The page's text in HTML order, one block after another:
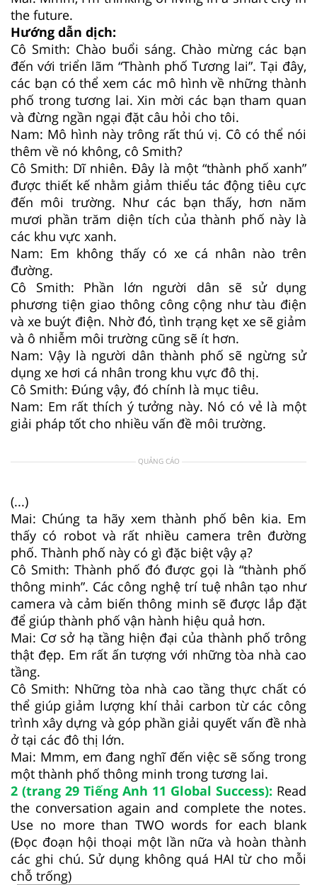
the future.
Hướng dẫn dịch:
Cô Smith: Chào buổi sáng. Chào mừng các bạn
đến với triển lãm “Thành phố Tương lai”. Tại đây,
các bạn có thể xem các mô hình về những thành
phố trong tương lai. Xin mời các bạn tham quan
và đừng ngần ngại đặt câu hỏi cho tôi.
Nam: Mô hình này trông rất thú vị. Cô có thể nói
thêm về nó không, cô Smith?
Cô Smith: Dĩ nhiên. Đây là một “thành phố xanh”
được thiết kế nhằm giảm thiểu tác động tiêu cực
đến môi trường. Như các bạn thấy, hơn năm
mươi phần trăm diện tích của thành phố này là
các khu vực xanh.
Nam: Em không thấy có xe cá nhân nào trên
đường.
Cô Smith: Phần lớn người dân sẽ sử dụng
phương tiện giao thông công cộng như tàu điện
và xe buýt điện. Nhờ đó, tình trạng kẹt xe sẽ giảm
và ô nhiễm môi trường cũng sẽ ít hơn.
Nam: Vậy là người dân thành phố sẽ ngừng sử
dụng xe hơi cá nhân trong khu vực đô thị.
Cô Smith: Đúng vậy, đó chính là mục tiêu.
Nam: Em rất thích ý tưởng này. Nó có vẻ là một
giải pháp tốt cho nhiều vấn đề môi trường.
QUẢNG CÁO
(...)
Mai: Chúng ta hãy xem thành phố bên kia. Em
thấy có robot và rất nhiều camera trên đường
phố. Thành phố này có gì đặc biệt vậy ạ?
Cô Smith: Thành phố đó được gọi là “thành phố
thông minh”. Các công nghệ trí tuệ nhân tạo như
camera và cảm biến thông minh sẽ được lắp đặt
để giúp thành phố vận hành hiệu quả hơn.
Mai: Cơ sở hạ tầng hiện đại của thành phố trông
thật đẹp. Em rất ấn tượng với những tòa nhà cao
tầng.
Cô Smith: Những tòa nhà cao tầng thực chất có
thể giúp giảm lượng khí thải carbon từ các công
trình xây dựng và góp phần giải quyết vấn đề nhà
ở tại các đô thị lớn.
Mai: Mmm, em đang nghĩ đến việc sẽ sống trong
một thành phố thông minh trong tương lai.
2 (trang 29 Tiếng Anh 11 Global Success): Read
the conversation again and complete the notes.
Use no more than TWO words for each blank
(Đọc đoạn hội thoại một lần nữa và hoàn thành
các ghi chú. Sử dụng không quá HAI từ cho mỗi
chỗ trống)